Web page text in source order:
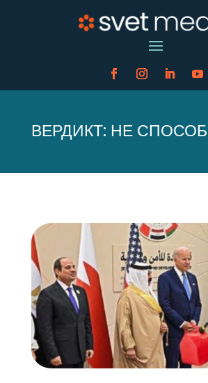
ВЕРДИКТ: НЕ